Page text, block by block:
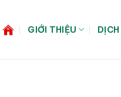
GIỚI THIỆU